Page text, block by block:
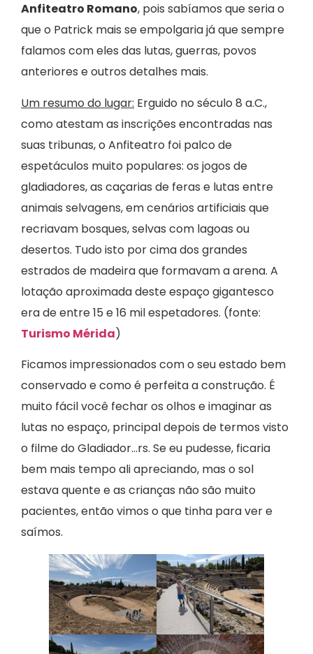
Anfiteatro Romano, pois sabíamos que seria o
que o Patrick mais se empolgaria já que sempre
falamos com eles das lutas, guerras, povos
anteriores e outros detalhes mais.
Um resumo do lugar: Erguido no século 8 a.C.,
como atestam as inscrições encontradas nas
suas tribunas, o Anfiteatro foi palco de
espetáculos muito populares: os jogos de
gladiadores, as caçarias de feras e lutas entre
animais selvagens, em cenários artificiais que
recriavam bosques, selvas com lagoas ou
desertos. Tudo isto por cima dos grandes
estrados de madeira que formavam a arena. A
lotação aproximada deste espaço gigantesco
era de entre 15 e 16 mil espetadores. (fonte:
Turismo Mérida)
Ficamos impressionados com o seu estado bem
conservado e como é perfeita a construção. É
muito fácil você fechar os olhos e imaginar as
lutas no espaço, principal depois de termos visto
o filme do Gladiador…rs. Se eu pudesse, ficaria
bem mais tempo ali apreciando, mas o sol
estava quente e as crianças não são muito
pacientes, então vimos o que tinha para ver e
saímos.